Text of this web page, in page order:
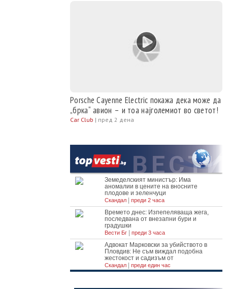
Porsche Cayenne Electric покажа дека може да
„брка“ авион – и тоа најголемиот во светот!
Car Club | пред 2 дена